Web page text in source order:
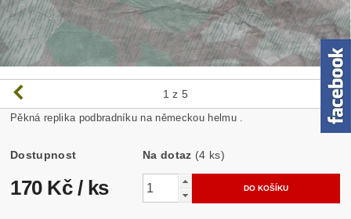
1 z 5
Pěkná replika podbradníku na německou helmu .
Dostupnost Na dotaz (4 ks)
170 Kč / ks